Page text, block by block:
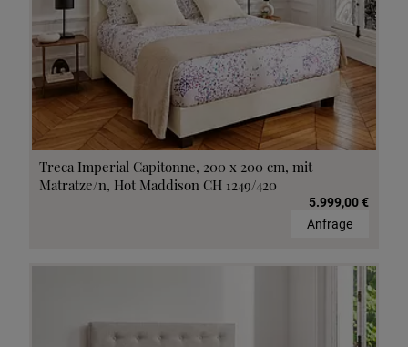
Treca Imperial Capitonne, 200 x 200 cm, mit
Matratze/n, Hot Maddison CH 1249/420
5.999,00 €
Anfrage